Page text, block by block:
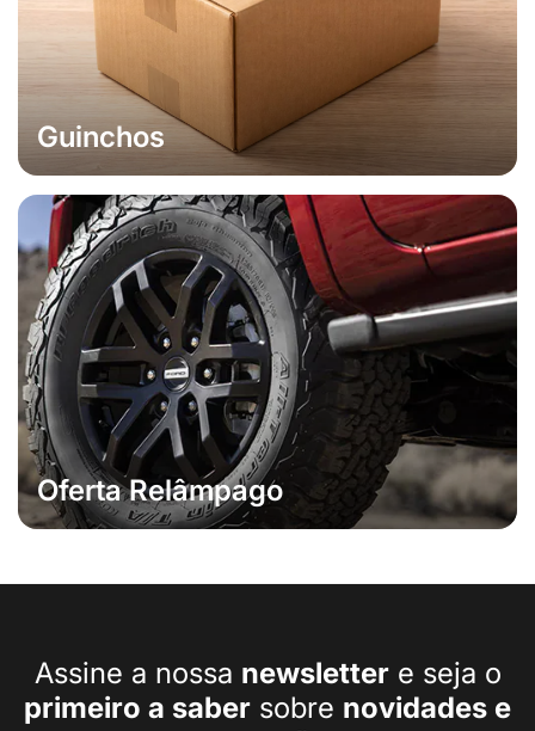
Guinchos
Oferta Relâmpago
Assine a nossa newslettere seja o
primeiro a saber sobre novidades e